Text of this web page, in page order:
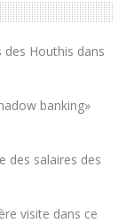
Houthis dans
banking»
des salaires des
visite dans ce